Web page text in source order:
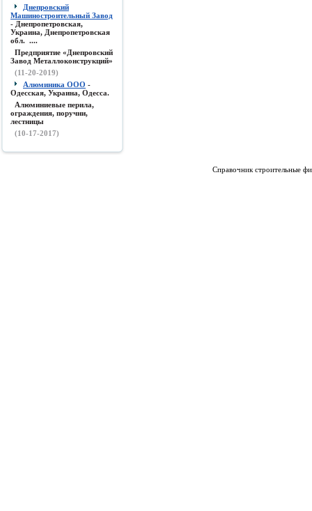
Днепровский
Машиностроительный Завод
- Днепропетровская,
Украина, Днепропетровская
обл. ....
Предприятие «Днепровский
Завод Металлоконструкций»
(11-20-2019)
Алюминика ООО -
Одесская, Украина, Одесса.
Алюминиевые перила,
ограждения, поручни,
лестницы
(10-17-2017)
Справочник строительные